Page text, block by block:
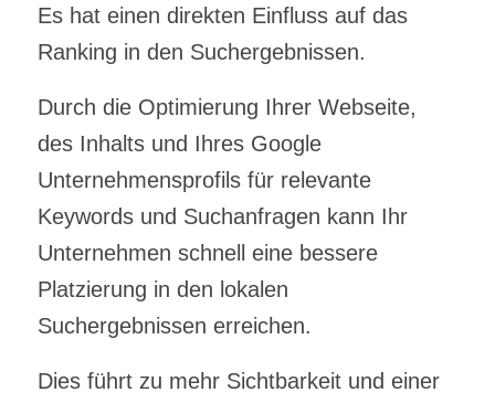
Es hat einen direkten Einfluss auf das
Ranking in den Suchergebnissen.
Durch die Optimierung Ihrer Webseite,
des Inhalts und Ihres Google
Unternehmensprofils für relevante
Keywords und Suchanfragen kann Ihr
Unternehmen schnell eine bessere
Platzierung in den lokalen
Suchergebnissen erreichen.
Dies führt zu mehr Sichtbarkeit und einer